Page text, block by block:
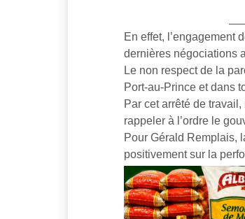
En effet, l’engagement
dernières négociations
Le non respect de la
Port-au-Prince et dans
Par cet arrêté de
rappeler à l’ordre le
Pour Gérald Remplais,
positivement sur la